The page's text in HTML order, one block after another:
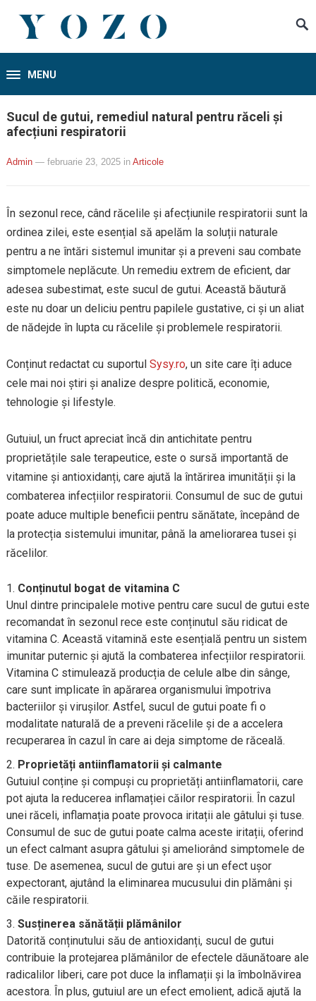
MENU
Sucul de gutui, remediul natural pentru răceli și
afecțiuni respiratorii
Admin — februarie 23, 2025 in Articole
În sezonul rece, când răcelile și afecțiunile respiratorii sunt la
ordinea zilei, este esențial să apelăm la soluții naturale
pentru a ne întări sistemul imunitar și a preveni sau combate
simptomele neplăcute. Un remediu extrem de eficient, dar
adesea subestimat, este sucul de gutui. Această băutură
este nu doar un deliciu pentru papilele gustative, ci și un aliat
de nădejde în lupta cu răcelile și problemele respiratorii.
Conținut redactat cu suportul Sysy.ro, un site care îți aduce
cele mai noi știri și analize despre politică, economie,
tehnologie și lifestyle.
Gutuiul, un fruct apreciat încă din antichitate pentru
proprietățile sale terapeutice, este o sursă importantă de
vitamine și antioxidanți, care ajută la întărirea imunității și la
combaterea infecțiilor respiratorii. Consumul de suc de gutui
poate aduce multiple beneficii pentru sănătate, începând de
la protecția sistemului imunitar, până la ameliorarea tusei și
răcelilor.
Conținutul bogat de vitamina C
Unul dintre principalele motive pentru care sucul de gutui este
recomandat în sezonul rece este conținutul său ridicat de
vitamina C. Această vitamină este esențială pentru un sistem
imunitar puternic și ajută la combaterea infecțiilor respiratorii.
Vitamina C stimulează producția de celule albe din sânge,
care sunt implicate în apărarea organismului împotriva
bacteriilor și virușilor. Astfel, sucul de gutui poate fi o
modalitate naturală de a preveni răcelile și de a accelera
recuperarea în cazul în care ai deja simptome de răceală.
Proprietăți antiinflamatorii și calmante
Gutuiul conține și compuși cu proprietăți antiinflamatorii, care
pot ajuta la reducerea inflamației căilor respiratorii. În cazul
unei răceli, inflamația poate provoca iritații ale gâtului și tuse.
Consumul de suc de gutui poate calma aceste iritații, oferind
un efect calmant asupra gâtului și ameliorând simptomele de
tuse. De asemenea, sucul de gutui are și un efect ușor
expectorant, ajutând la eliminarea mucusului din plămâni și
căile respiratorii.
Susținerea sănătății plămânilor
Datorită conținutului său de antioxidanți, sucul de gutui
contribuie la protejarea plămânilor de efectele dăunătoare ale
radicalilor liberi, care pot duce la inflamații și la îmbolnăvirea
acestora. În plus, gutuiul are un efect emolient, adică ajută la